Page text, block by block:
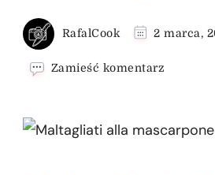
RafalCook 2 marca,
Zamieść komentarz